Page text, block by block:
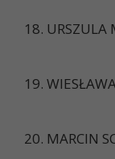
18. URSZULA
19.
20. MARCIN